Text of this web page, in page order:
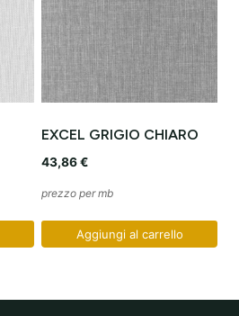
EXCEL GRIGIO CHIARO
43,86€
prezzo per mb
Aggiungi al carrello